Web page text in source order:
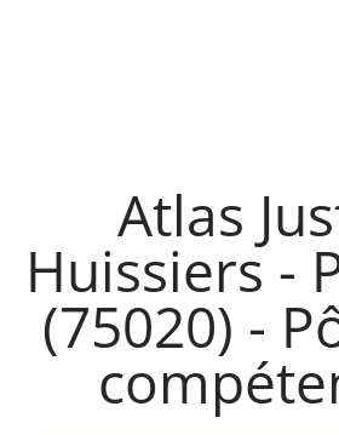
Atlas
Huissiers -
(75020) -